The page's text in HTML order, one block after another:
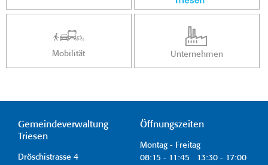
Mobilität Unternehmen
Gemeindeverwaltung
Triesen
Dröschistrasse 4
Öffnungszeiten
Montag - Freitag
08:15 - 11:45 13:30 - 17:00